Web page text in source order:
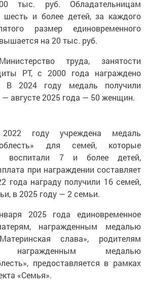
тыс. руб. Обладательницам
и более детей, за каждого
размер единовременного
на 20 тыс. руб.
труда, занятости
РТ, с 2000 года награждено
2024 году медаль получили
— августе 2025 года — 50 женщин.
году учреждена медаль
для семей, которые
воспитали 7 и более детей,
при награждении составляет
года награду получили 16 семей,
в 2025 году — 2 семьи.
2025 года единовременное
награжденным медалью
слава», родителям
награжденным медалью
предоставляется в рамках
«Семья».